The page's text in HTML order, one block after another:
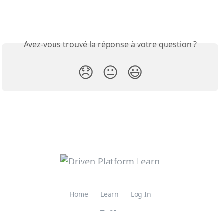
Avez-vous trouvé la réponse à votre question ?
😞 😐 😃
Home Learn Log In